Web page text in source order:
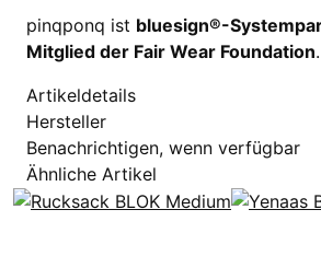
pinqponq ist bluesign®-
Mitglied der Fair Wear Foundation.
Artikeldetails
Hersteller
Benachrichtigen, wenn verfügbar
Ähnliche Artikel